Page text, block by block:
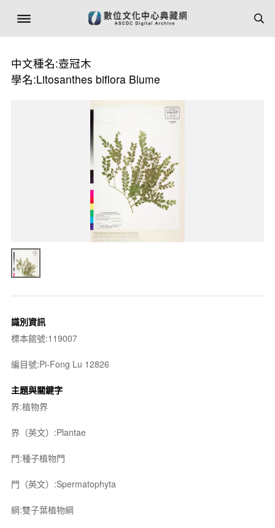
中文種名:壺冠木
學名:Litosanthes biflora Blume
識別資訊
標本館號:119007
編目號:Pi-Fong Lu 12826
主題與關鍵字
界:植物界
界（英文）:Plantae
門:種子植物門
門（英文）:Spermatophyta
綱:雙子葉植物綱